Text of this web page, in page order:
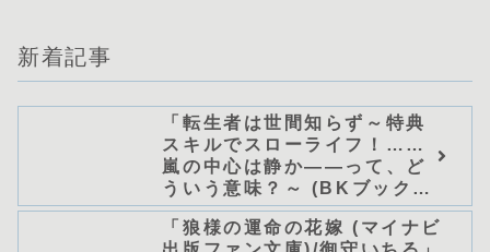
新着記事
「転生者は世間知らず～特典
スキルでスローライフ！……
嵐の中心は静か――って、ど
ういう意味？～ (BKブック
ス)/唖鳴蝉」シリーズ全巻のあ
らすじ・感想
「狼様の運命の花嫁 (マイナビ